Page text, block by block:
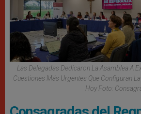
Las Delegadas Dedicaron La Asamblea A
Cuestiones Más Urgentes Que Configuran
Hoy Foto: